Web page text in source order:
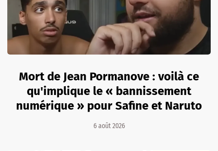
Mort de Jean Pormanove : voilà ce
qu'implique le « bannissement
numérique » pour Safine et Naruto
6 août 2026